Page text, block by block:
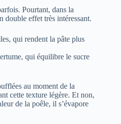
Pourtant, dans la
double effet très intéressant.
qui rendent la pâte plus
qui équilibre le sucre
au moment de la
cette texture légère. Et non,
de la poêle, il s’évapore